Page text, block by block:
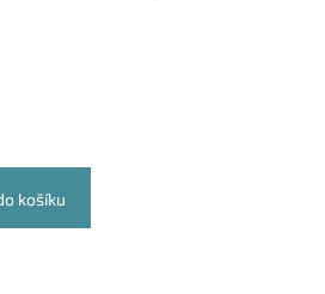
košíku